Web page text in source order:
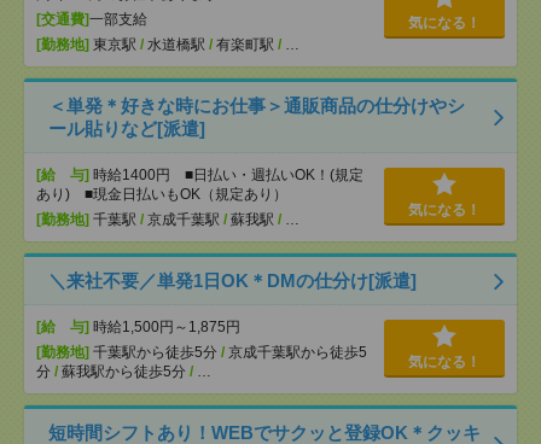
[交通費]一部支給
[勤務地] 東京駅 / 水道橋駅 / 有楽町駅 / …
気になる！
＜単発＊好きな時にお仕事＞通販商品の仕分けやシ
ール貼りなど[派遣]
[給 与] 時給1400円 ■日払い・週払いOK！(規定
あり) ■現金日払いもOK（規定あり）
[勤務地] 千葉駅 / 京成千葉駅 / 蘇我駅 / …
気になる！
＼来社不要／単発1日OK＊DMの仕分け[派遣]
[給 与] 時給1,500円～1,875円
[勤務地] 千葉駅から徒歩5分 / 京成千葉駅から徒歩5
分 / 蘇我駅から徒歩5分 / …
気になる！
短時間シフトあり！WEBでサクッと登録OK＊クッキ